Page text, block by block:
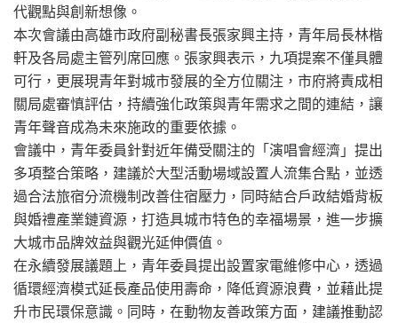
代觀點與創新想像。
本次會議由高雄市政府副秘書長張家興主持，青年局長林楷
軒及各局處主管列席回應。張家興表示，九項提案不僅具體
可行，更展現青年對城市發展的全方位關注，市府將責成相
關局處審慎評估，持續強化政策與青年需求之間的連結，讓
青年聲音成為未來施政的重要依據。
會議中，青年委員針對近年備受關注的「演唱會經濟」提出
多項整合策略，建議於大型活動場域設置人流集合點，並透
過合法旅宿分流機制改善住宿壓力，同時結合戶政結婚背板
與婚禮產業鏈資源，打造具城市特色的幸福場景，進一步擴
大城市品牌效益與觀光延伸價值。
在永續發展議題上，青年委員提出設置家電維修中心，透過
循環經濟模式延長產品使用壽命，降低資源浪費，並藉此提
升市民環保意識。同時，在動物友善政策方面，建議推動認